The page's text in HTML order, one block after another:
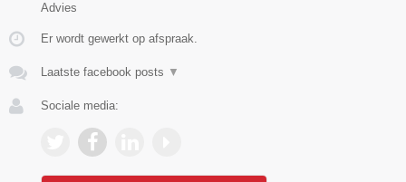
Advies
Er wordt gewerkt op afspraak.
Laatste facebook posts ▼
Sociale media: